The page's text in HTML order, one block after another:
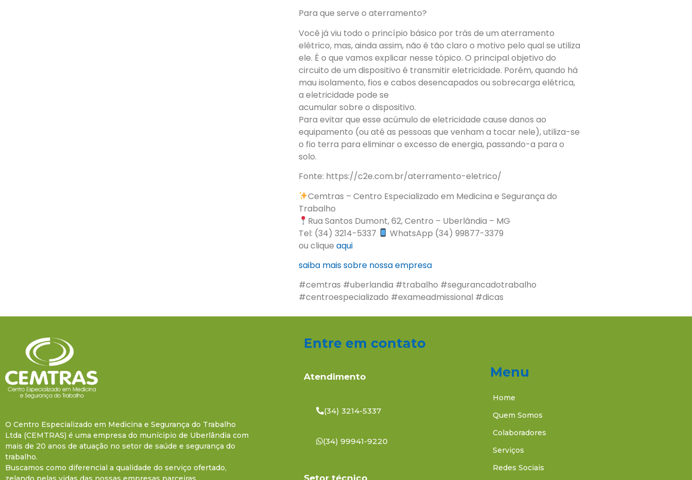
Para que serve o aterramento?
Você já viu todo o princípio básico por trás de um aterramento
elétrico, mas, ainda assim, não é tão claro o motivo pelo qual se utiliza
ele. É o que vamos explicar nesse tópico. O principal objetivo do
circuito de um dispositivo é transmitir eletricidade. Porém, quando há
mau isolamento, fios e cabos desencapados ou sobrecarga elétrica,
a eletricidade pode se
acumular sobre o dispositivo.
Para evitar que esse acúmulo de eletricidade cause danos ao
equipamento (ou até as pessoas que venham a tocar nele), utiliza-se
o fio terra para eliminar o excesso de energia, passando-a para o
solo.
Fonte: https://c2e.com.br/aterramento-eletrico/
Cemtras – Centro Especializado em Medicina e Segurança do
Trabalho
Rua Santos Dumont, 62, Centro – Uberlândia – MG
Tel: (34) 3214-5337
WhatsApp (34) 99877-3379
ou clique aqui
saiba mais sobre nossa empresa
#cemtras #uberlandia #trabalho #segurancadotrabalho
#centroespecializado #exameadmissional #dicas
O Centro Especializado em Medicina e Segurança do Trabalho
Ltda (CEMTRAS) é uma empresa do munícipio de Uberlândia com
mais de 20 anos de atuação no setor de saúde e segurança do
trabalho.
Buscamos como diferencial a qualidade do serviço ofertado,
Entre em contato
Atendimento
(34) 3214-5337
(34) 99941-9220
Menu
Home
Quem Somos
Colaboradores
Serviços
Redes Sociais